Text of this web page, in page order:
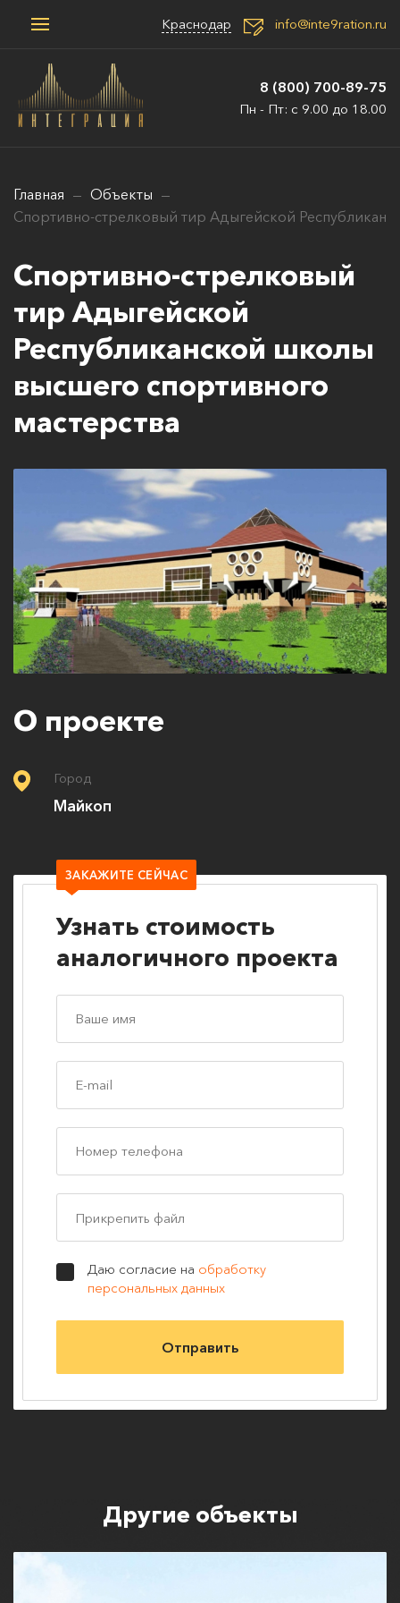
Краснодар info@inte9ration.ru
8 (800) 700-89-75
Пн - Пт: с 9.00 до 18.00
Главная
Объекты
Спортивно-стрелковый тир Адыгейской
Спортивно-стрелковый
тир Адыгейской
Республиканской школы
высшего спортивного
мастерства
О проекте
Город
Майкоп
ЗАКАЖИТЕ СЕЙЧАС
Узнать стоимость
аналогичного проекта
Прикрепить файл
Даю согласие на обработку
персональных данных
Другие объекты